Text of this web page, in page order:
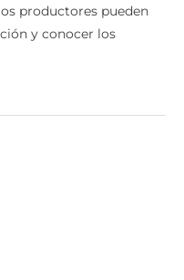
productores pueden
y conocer los